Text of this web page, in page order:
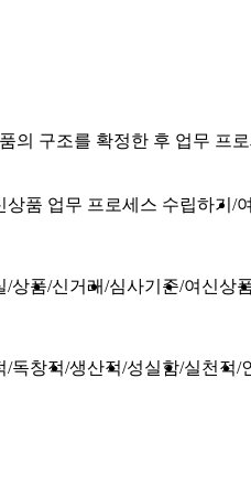
의 구조를 확정한 후 업무 프
상품 업무 프로세스 수립하기
상품 신거래 심사기준 여신상
독창적 생산적 성실함 실천적